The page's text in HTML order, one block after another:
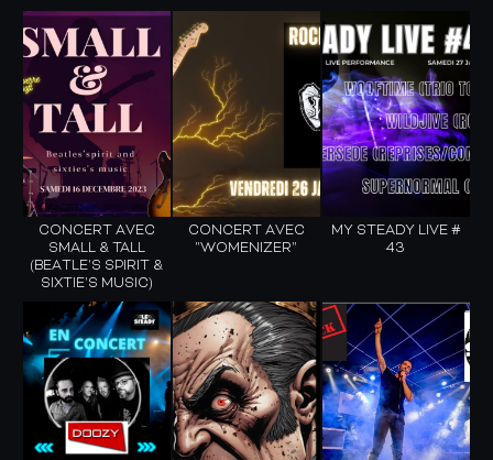
CONCERT AVEC
SMALL & TALL
(BEATLE'S SPIRIT &
SIXTIE'S MUSIC)
CONCERT AVEC
"WOMENIZER"
MY STEADY LIVE #
43